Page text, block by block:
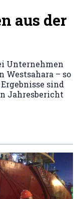
aus der
Unternehmen
Westsahara – so
sind
Jahresbericht